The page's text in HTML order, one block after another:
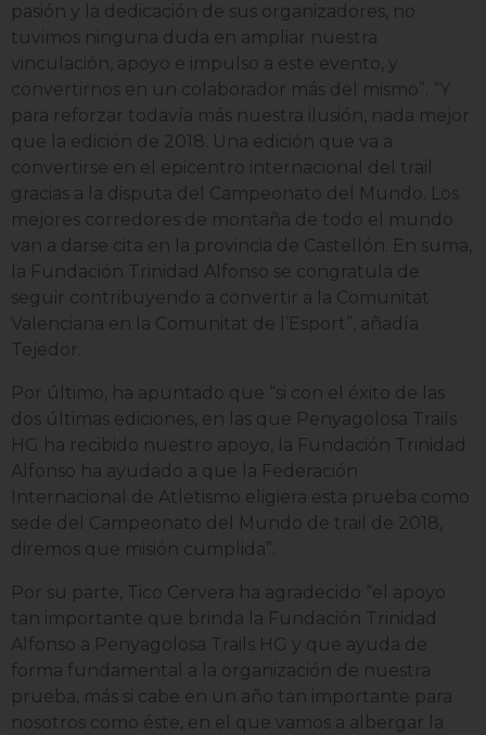
pasión y la dedicación de sus organizadores, no
tuvimos ninguna duda en ampliar nuestra
vinculación, apoyo e impulso a este evento, y
convertirnos en un colaborador más del mismo”. “Y
para reforzar todavía más nuestra ilusión, nada mejor
que la edición de 2018. Una edición que va a
convertirse en el epicentro internacional del trail
gracias a la disputa del Campeonato del Mundo. Los
mejores corredores de montaña de todo el mundo
van a darse cita en la provincia de Castellón. En suma,
la Fundación Trinidad Alfonso se congratula de
seguir contribuyendo a convertir a la Comunitat
Valenciana en la Comunitat de l’Esport”, añadía
Tejedor.
Por último, ha apuntado que “si con el éxito de las
dos últimas ediciones, en las que Penyagolosa Trails
HG ha recibido nuestro apoyo, la Fundación Trinidad
Alfonso ha ayudado a que la Federación
Internacional de Atletismo eligiera esta prueba como
sede del Campeonato del Mundo de trail de 2018,
diremos que misión cumplida”.
Por su parte, Tico Cervera ha agradecido “el apoyo
tan importante que brinda la Fundación Trinidad
Alfonso a Penyagolosa Trails HG y que ayuda de
forma fundamental a la organización de nuestra
prueba, más si cabe en un año tan importante para
nosotros como éste, en el que vamos a albergar la